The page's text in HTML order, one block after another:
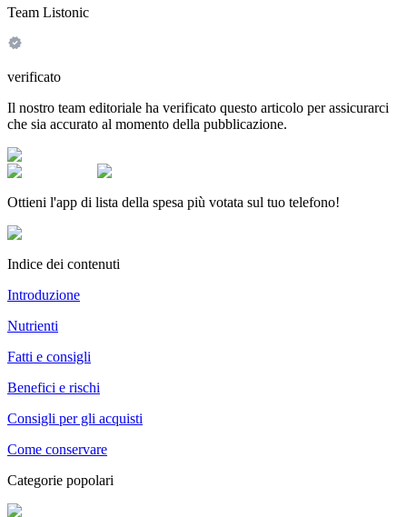
Team Listonic
verificato
Il nostro team editoriale ha verificato questo articolo per assicurarci
che sia accurato al momento della pubblicazione.
Ottieni l'app di lista della spesa più votata sul tuo telefono!
Indice dei contenuti
Introduzione
Nutrienti
Fatti e consigli
Benefici e rischi
Consigli per gli acquisti
Come conservare
Categorie popolari